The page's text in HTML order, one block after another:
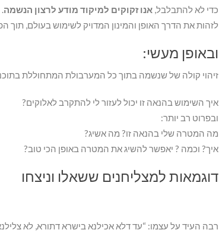
כדי לא להתבלבל, אנו זקוקים למיקוד מודע לרצון הנשמה
לזהות את הדרך האופן והמינון המדויק לשימוש בעולם, תוך
ובאופן מעשי:
זיהוי קולה של שנשמה בתוך כל המערבולת המתחוללת
איך השימוש בהנאה זו יכול לעזור לי להתקרב לאלוקים?
ובפרוט רב יותר:
מה המטרה שלי בהנאה זו? מה אשיג?
איך? וכמה ? יאפשר להשיג את המטרה באופן הכי טוב?
דוגמאות למצליחנים ששאלו וניצחו
רבה העיד על עצמו: “עד דלא אכילנא בישרא דתורא, לא